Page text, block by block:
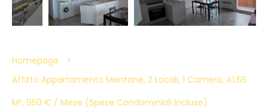
Homepage
Affitto Appartamento Mentone, 2 Locali, 1 Camera, 41.66
M², 950 € / Mese (Spese Condominiali Incluse)